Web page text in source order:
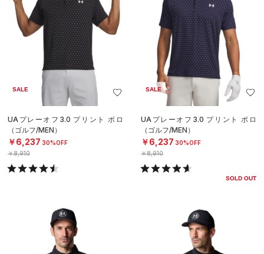
SALE
UAプレーオフ3.0 プリント ポロ
（ゴルフ/MEN）
￥6,237 30%OFF
￥8,910
SALE
UAプレーオフ3.0 プリント ポロ
（ゴルフ/MEN）
￥6,237 30%OFF
￥8,910
SOLD OUT